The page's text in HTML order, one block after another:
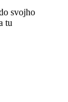
svojho
tu